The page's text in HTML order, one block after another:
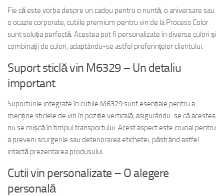
Fie că este vorba despre un cadou pentru o nuntă, o aniversare sau
o ocazie corporate, cutiile premium pentru vin de la Process Color
sunt soluția perfectă. Acestea pot fi personalizate în diverse culori și
combinații de culori, adaptându-se astfel preferințelor clientului.
Suport sticlă vin M6329 – Un detaliu
important
Suporturile integrate în cutiile M6329 sunt esențiale pentru a
menține sticlele de vin în poziție verticală, asigurându-se că acestea
nu se mișcă în timpul transportului. Acest aspect este crucial pentru
a preveni scurgerile sau deteriorarea etichetei, păstrând astfel
intactă prezentarea produsului.
Cutii vin personalizate – O alegere
personală